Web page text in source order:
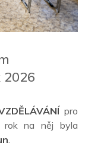
2026
pro
rok na něj byla